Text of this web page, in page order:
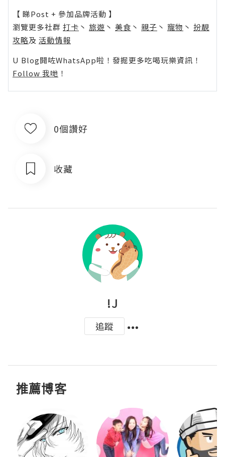
【 睇Post + 參加品牌活動 】
瀏覽更多社群 打卡 丶 旅遊 丶 美食 丶 親子 丶 寵物 丶 扮靚
攻略及 活動情報
U Blog開咗WhatsApp啦！發掘更多吃喝玩樂資訊！
Follow 我哋 ！
0個讚好
收藏
!J
追蹤
推薦博客